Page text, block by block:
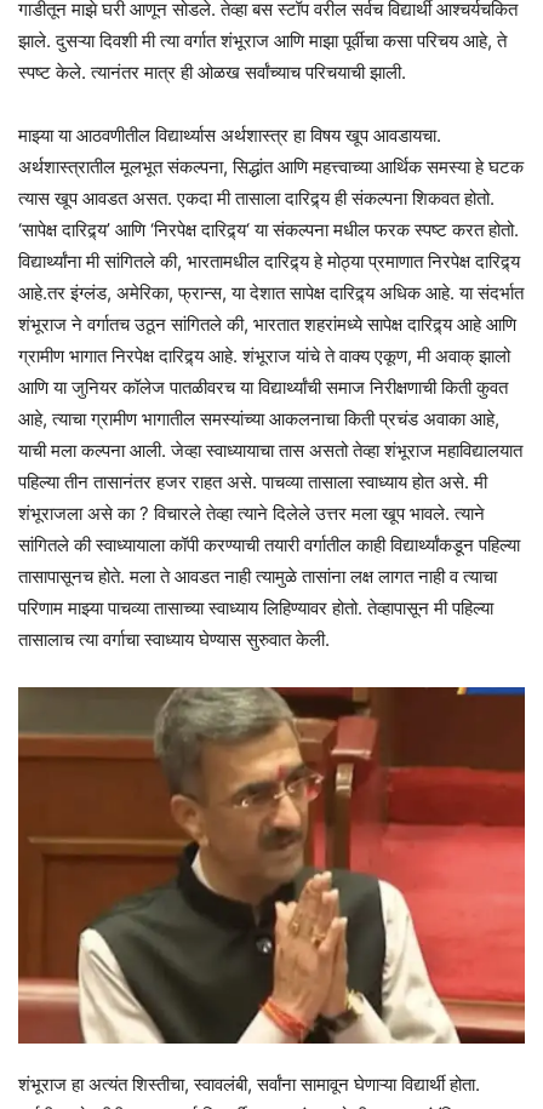
गाडीतून माझे घरी आणून सोडले. तेव्हा बस स्टॉप वरील सर्वच विद्यार्थी आश्चर्यचकित
झाले. दुसऱ्या दिवशी मी त्या वर्गात शंभूराज आणि माझा पूर्वीचा कसा परिचय आहे, ते
स्पष्ट केले. त्यानंतर मात्र ही ओळख सर्वांच्याच परिचयाची झाली.
माझ्या या आठवणीतील विद्यार्थ्यास अर्थशास्त्र हा विषय खूप आवडायचा.
अर्थशास्त्रातील मूलभूत संकल्पना, सिद्धांत आणि महत्त्वाच्या आर्थिक समस्या हे घटक
त्यास खूप आवडत असत. एकदा मी तासाला दारिद्र्य ही संकल्पना शिकवत होतो.
‘सापेक्ष दारिद्र्य’ आणि ‘निरपेक्ष दारिद्र्य‘ या संकल्पना मधील फरक स्पष्ट करत होतो.
विद्यार्थ्यांना मी सांगितले की, भारतामधील दारिद्र्य हे मोठ्या प्रमाणात निरपेक्ष दारिद्र्य
आहे.तर इंग्लंड, अमेरिका, फ्रान्स, या देशात सापेक्ष दारिद्र्य अधिक आहे. या संदर्भात
शंभूराज ने वर्गातच उठून सांगितले की, भारतात शहरांमध्ये सापेक्ष दारिद्र्य आहे आणि
ग्रामीण भागात निरपेक्ष दारिद्र्य आहे. शंभूराज यांचे ते वाक्य एकूण, मी अवाक् झालो
आणि या जुनियर कॉलेज पातळीवरच या विद्यार्थ्यांची समाज निरीक्षणाची किती कुवत
आहे, त्याचा ग्रामीण भागातील समस्यांच्या आकलनाचा किती प्रचंड अवाका आहे,
याची मला कल्पना आली. जेव्हा स्वाध्यायाचा तास असतो तेव्हा शंभूराज महाविद्यालयात
पहिल्या तीन तासानंतर हजर राहत असे. पाचव्या तासाला स्वाध्याय होत असे. मी
शंभूराजला असे का ? विचारले तेव्हा त्याने दिलेले उत्तर मला खूप भावले. त्याने
सांगितले की स्वाध्यायाला कॉपी करण्याची तयारी वर्गातील काही विद्यार्थ्यांकडून पहिल्या
तासापासूनच होते. मला ते आवडत नाही त्यामुळे तासांना लक्ष लागत नाही व त्याचा
परिणाम माझ्या पाचव्या तासाच्या स्वाध्याय लिहिण्यावर होतो. तेव्हापासून मी पहिल्या
तासालाच त्या वर्गाचा स्वाध्याय घेण्यास सुरुवात केली.
शंभूराज हा अत्यंत शिस्तीचा, स्वावलंबी, सर्वांना सामावून घेणाऱ्या विद्यार्थी होता.